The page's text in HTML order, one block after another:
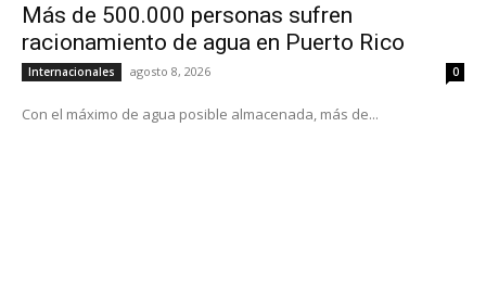
Más de 500.000 personas sufren
racionamiento de agua en Puerto Rico
Internacionales agosto 8, 2026 0
Con el máximo de agua posible almacenada, más de...